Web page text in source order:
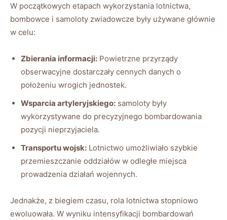
W początkowych etapach wykorzystania lotnictwa,
bombowce i samoloty zwiadowcze były używane głównie
w celu:
Zbierania informacji: Powietrzne przyrządy
obserwacyjne dostarczały cennych danych o
położeniu wrogich jednostek.
Wsparcia artyleryjskiego: samoloty były
wykorzystywane do precyzyjnego bombardowania
pozycji nieprzyjaciela.
Transportu wojsk: Lotnictwo umożliwiało szybkie
przemieszczanie oddziałów w odległe miejsca
prowadzenia działań wojennych.
Jednakże, z biegiem czasu, rola lotnictwa stopniowo
ewoluowała. W wyniku intensyfikacji bombardowań